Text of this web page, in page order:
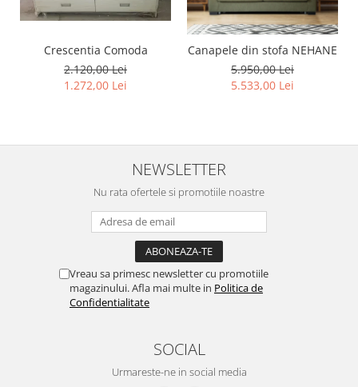
Crescentia Comoda
2.120,00 Lei
1.272,00 Lei
Canapele din stofa NEHANE
5.950,00 Lei
5.533,00 Lei
NEWSLETTER
Nu rata ofertele si promotiile noastre
Vreau sa primesc newsletter cu promotiile
magazinului. Afla mai multe in Politica de
Confidentialitate
SOCIAL
Urmareste-ne in social media